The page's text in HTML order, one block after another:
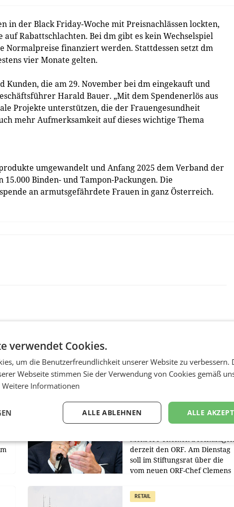
in der Black Friday-Woche mit Preisnachlässen lockten,
Rabattschlachten. Bei dm gibt es kein Wechselspiel
finanziert werden. Stattdessen setzt dm
vier Monate gelten.
Kunden, die am 29. November bei dm eingekauft und
Harald Bauer. „Mit dem Spendenerlös aus
Projekte unterstützen, die der Frauengesundheit
mehr Aufmerksamkeit auf dieses wichtige Thema
umgewandelt und Anfang 2025 dem Verband der
Binden- und Tampon-Packungen. Die
an armutsgefährdete Frauen in ganz Österreich.
Stiftungsrat Lederer
wehrt sich in den SN
gegen Vorwürfe
Mehrere Themen beschäftigen
derzeit den ORF. Am Dienstag
soll im Stiftungsrat über die
vom neuen ORF-Chef Clemens
Besetzungen für die
Direktionen abgestimmt
RETAIL
verwendet Cookies.
um die Benutzerfreundlichkeit unserer Website zu verbessern.
Webseite stimmen Sie der Verwendung von Cookies gemäß
Weitere Informationen
ALLE
ALLE ABLEHNEN